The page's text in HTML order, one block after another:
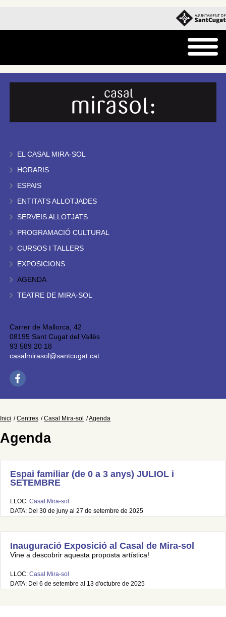
EL CASAL MIRA-SOL
HORARIS
ESPAIS
ENTITATS ALLOTJADES
SERVEIS ALLOTJATS
PROGRAMACIÓ CULTURAL
CURSOS I TALLERS
EXPOSICIONS
AGENDA
TEATRE DE MIRA-SOL
Carrer de Mallorca, 42
08195 Sant Cugat del Vallès
93 589 20 18
casalmirasol@santcugat.cat
Inici Centres Casal Mira-sol Agenda
Agenda
Espai familiar (de 0 a 3 anys) JULIOL i
SETEMBRE
LLOC: Casal Mira-sol
DATA: Del 30 de juny al 27 de setembre de 2025
Inauguració Exposició al Casal de Mira-sol
Vine a descobrir aquesta proposta artística!
LLOC: Casal Mira-sol
DATA: Del 6 de setembre al 13 d'octubre de 2025